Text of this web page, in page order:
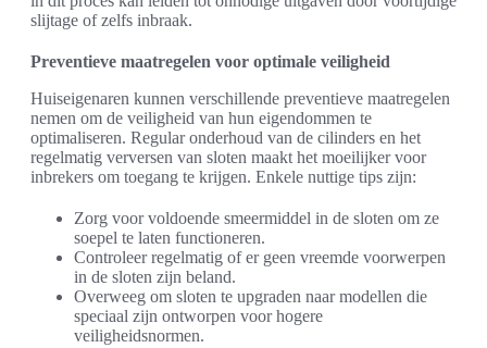
slijtage of zelfs inbraak.
Preventieve maatregelen voor optimale veiligheid
Huiseigenaren kunnen verschillende preventieve maatregelen
nemen om de veiligheid van hun eigendommen te
optimaliseren. Regular onderhoud van de cilinders en het
regelmatig verversen van sloten maakt het moeilijker voor
inbrekers om toegang te krijgen. Enkele nuttige tips zijn:
Zorg voor voldoende smeermiddel in de sloten om ze
soepel te laten functioneren.
Controleer regelmatig of er geen vreemde voorwerpen
in de sloten zijn beland.
Overweeg om sloten te upgraden naar modellen die
speciaal zijn ontworpen voor hogere
veiligheidsnormen.